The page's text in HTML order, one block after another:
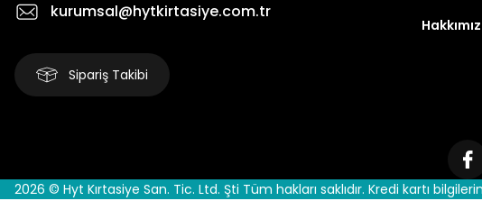
kurumsal@hytkirtasiye.com.tr
Sipariş Takibi
2026 © Hyt Kırtasiye San. Tic. Ltd. Şti Tüm hakları saklıdır. Kredi kartı